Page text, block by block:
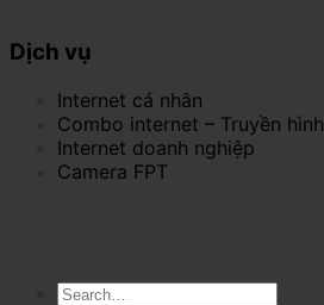
Dịch vụ
Internet cá nhân
Combo internet – Truyền hình
Internet doanh nghiệp
Camera FPT